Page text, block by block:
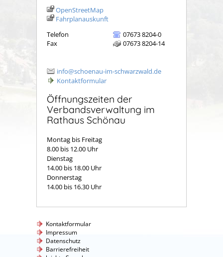
OpenStreetMap
Fahrplanauskunft
Telefon
07673 8204-0
Fax
07673 8204-14
info@schoenau-im-schwarzwald.de
Kontaktformular
Öffnungszeiten der
Verbandsverwaltung im
Rathaus Schönau
Montag bis Freitag
8.00 bis 12.00 Uhr
Dienstag
14.00 bis 18.00 Uhr
Donnerstag
14.00 bis 16.30 Uhr
Kontaktformular
Impressum
Datenschutz
Barrierefreiheit